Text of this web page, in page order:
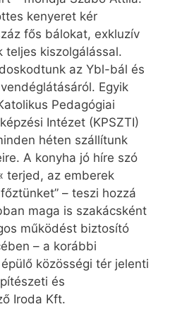
kenyeret kér
fős bálokat, exkluzív
teljes kiszolgálással.
az Ybl-bál és
Egyik
Pedagógiai
Intézet (KPSZTI)
héten szállítunk
A konyha jó híre szó
terjed, az emberek
– teszi hozzá
maga is szakácsként
működést biztosító
– a korábbi
közösségi tér jelenti
és
Iroda Kft.